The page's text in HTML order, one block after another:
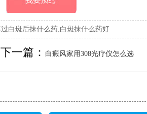
白斑后抹什么药,白斑抹什么药好
下一篇： 白癜风家用308光疗仪怎么选